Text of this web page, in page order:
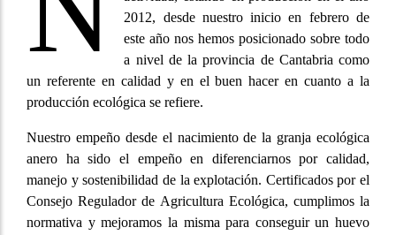
2012, desde nuestro inicio en febrero de
este año nos hemos posicionado sobre todo
a nivel de la provincia de Cantabria como
un referente en calidad y en el buen hacer en cuanto a la
producción ecológica se refiere.
Nuestro empeño desde el nacimiento de la granja ecológica
anero ha sido el empeño en diferenciarnos por calidad,
manejo y sostenibilidad de la explotación. Certificados por el
Consejo Regulador de Agricultura Ecológica, cumplimos la
normativa y mejoramos la misma para conseguir un huevo